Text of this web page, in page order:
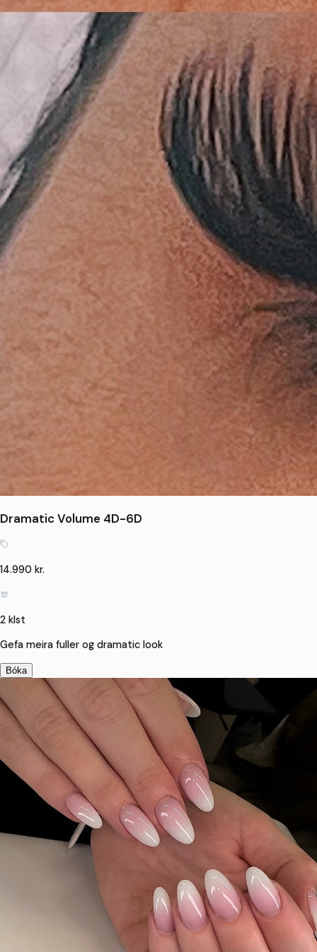
Dramatic Volume 4D-6D
14.990 kr.
2 klst
Gefa meira fuller og dramatic look
Bóka